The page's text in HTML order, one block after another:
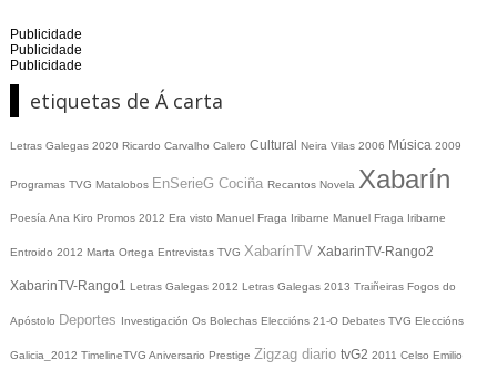
Publicidade
Publicidade
Publicidade
etiquetas de Á carta
Letras Galegas 2020 Ricardo Carvalho Calero Cultural Neira Vilas 2006 Música 2009
Programas TVG Matalobos EnSerieG Cociña Recantos Novela Xabarín
Poesía Ana Kiro Promos 2012 Era visto Manuel Fraga Iribarne Manuel Fraga Iribarne
Entroido 2012 Marta Ortega Entrevistas TVG XabarínTV XabarinTV-Rango2
XabarinTV-Rango1 Letras Galegas 2012 Letras Galegas 2013 Traiñeiras Fogos do
Apóstolo Deportes Investigación Os Bolechas Eleccións 21-O Debates TVG Eleccións
Galicia_2012 TimelineTVG Aniversario Prestige Zigzag diario tvG2 2011 Celso Emilio